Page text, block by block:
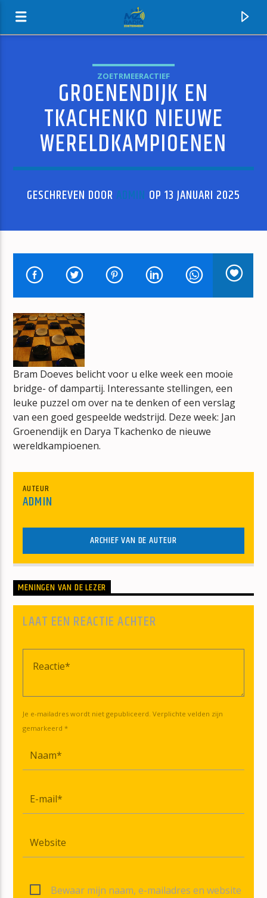
MZ-RADIO
HUIDIG NUMMER
EVERYBODY'S FREE (TO WEAR SUNSCREEN)
BAZ LUHRMANN
mz-radio
ZOETRMEERACTIEF
GROENENDIJK EN
TKACHENKO NIEUWE
WERELDKAMPIOENEN
GESCHREVEN DOOR ADMIN OP 13 JANUARI 2025
Bram Doeves belicht voor u elke week een mooie
bridge- of dampartij. Interessante stellingen, een
leuke puzzel om over na te denken of een verslag
van een goed gespeelde wedstrijd. Deze week: Jan
Groenendijk en Darya Tkachenko de nieuwe
wereldkampioenen.
AUTEUR
ADMIN
ARCHIEF VAN DE AUTEUR
MENINGEN VAN DE LEZER
LAAT EEN REACTIE ACHTER
Je e-mailadres wordt niet gepubliceerd. Verplichte velden zijn
gemarkeerd *
Bewaar mijn naam, e-mailadres en website